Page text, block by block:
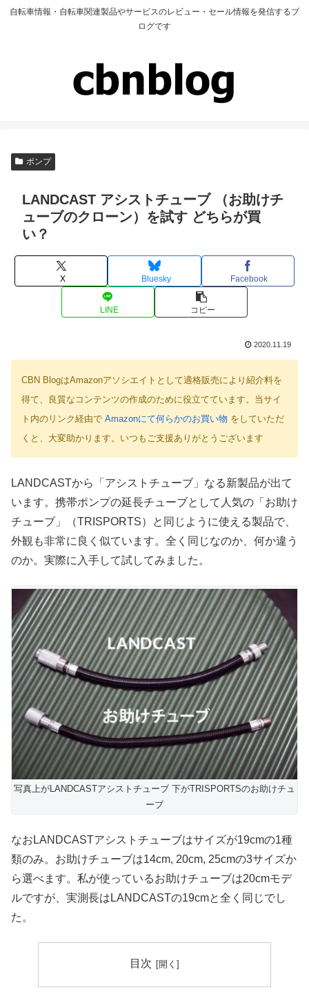
自転車情報・自転車関連製品やサービスのレビュー・セール情報を発信するブ
ログです
ポンプ
LANDCAST アシストチューブ （お助けチ
ューブのクローン）を試す どちらが買
い？
X Bluesky Facebook
LINE コピー
2020.11.19
CBN BlogはAmazonアソシエイトとして適格販売により紹介料を
得て、良質なコンテンツの作成のために役立てています。当サイ
ト内のリンク経由で Amazonにて何らかのお買い物 をしていただ
くと、大変助かります。いつもご支援ありがとうございます
LANDCASTから「アシストチューブ」なる新製品が出て
います。携帯ポンプの延長チューブとして人気の「お助け
チューブ」（TRISPORTS）と同じように使える製品で、
外観も非常に良く似ています。全く同じなのか、何か違う
のか。実際に入手して試してみました。
写真上がLANDCASTアシストチューブ 下がTRISPORTSのお助けチュ
ーブ
なおLANDCASTアシストチューブはサイズが19cmの1種
類のみ。お助けチューブは14cm, 20cm, 25cmの3サイズか
ら選べます。私が使っているお助けチューブは20cmモデ
ルですが、実測長はLANDCASTの19cmと全く同じでし
た。
目次